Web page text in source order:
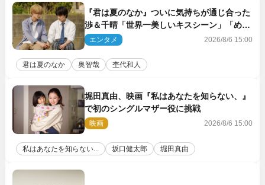
『君は夏のなか』ついに気持ちが通じ合った
渉＆千晴「世界一美しいキスシーン」「めっ
ちゃキュン」反響続々
エンタメ 2026/8/6 15:00
君は夏のなか 奥智哉 杢代和人
堀田真由、映画『私はあなたを知らない、』
で初のシングルマザー役に挑戦
映画 2026/8/6 15:00
私はあなたを知らない... 坂口健太郎 堀田真由